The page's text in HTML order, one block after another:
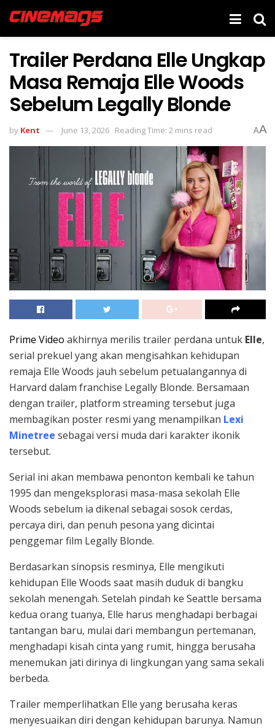
Trailer Perdana Elle Ungkap
Masa Remaja Elle Woods
Sebelum Legally Blonde
by Kent June 13, 2026 Reading Time: 2 mins read AA
Prime Video akhirnya merilis trailer perdana untuk Elle,
serial prekuel yang akan mengisahkan kehidupan
remaja Elle Woods jauh sebelum petualangannya di
Harvard dalam franchise Legally Blonde. Bersamaan
dengan trailer, platform streaming tersebut juga
membagikan poster resmi yang menampilkan Lexi
Minetree sebagai versi muda dari karakter ikonik
tersebut.
Serial ini akan membawa penonton kembali ke tahun
1995 dan mengeksplorasi masa-masa sekolah Elle
Woods sebelum ia dikenal sebagai sosok cerdas,
percaya diri, dan penuh pesona yang dicintai
penggemar film Legally Blonde.
Berdasarkan sinopsis resminya, Elle mengikuti
kehidupan Elle Woods saat masih duduk di bangku
sekolah menengah. Setelah pindah ke Seattle bersama
kedua orang tuanya, Elle harus menghadapi berbagai
tantangan baru, mulai dari membangun pertemanan,
menghadapi kisah cinta yang rumit, hingga berusaha
menemukan jati dirinya di lingkungan yang sama sekali
berbeda.
Trailer memperlihatkan Elle yang berusaha keras
menyesuaikan diri dengan kehidupan barunya. Namun